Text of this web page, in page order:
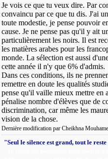
Je vois ce que tu veux dire. Par
convaincu par ce que tu dis. J'ai
toute modestie, je pense pouvoir
cause. Je ne pense pas qu'il y ait
particulièrement les noirs. Il est
les matières arabes pour les
monde. La sélection est aussi
cette année il n'y que 6% d'admis.
Dans ces conditions, ils ne
remettre en doute les qualités
pense qu'il vaille mieux mettre en
pénalise nombre d'élèves que de
discrimination, car même les
vision de la chose.
Dernière modification par Cheikhna
"Seul le silence est grand, tout le reste